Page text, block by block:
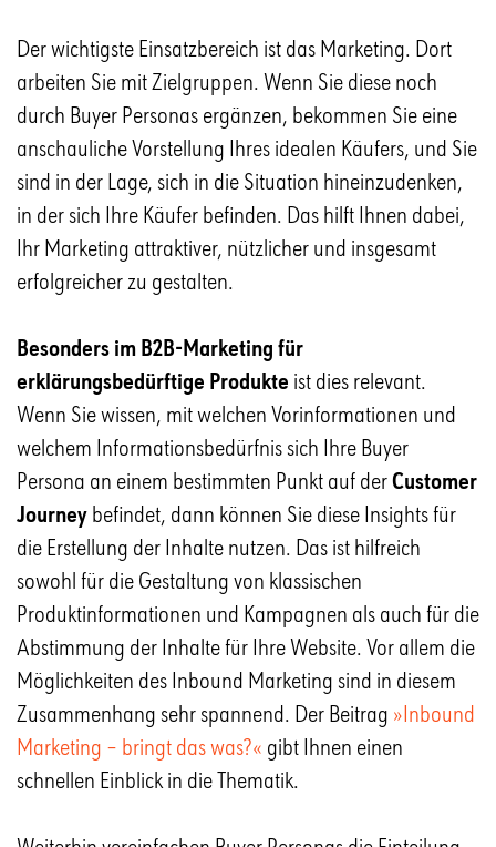
Der wichtigste Einsatzbereich ist das Marketing. Dort
arbeiten Sie mit Zielgruppen. Wenn Sie diese noch
durch Buyer Personas ergänzen, bekommen Sie eine
anschauliche Vorstellung Ihres idealen Käufers, und Sie
sind in der Lage, sich in die Situation hineinzudenken,
in der sich Ihre Käufer befinden. Das hilft Ihnen dabei,
Ihr Marketing attraktiver, nützlicher und insgesamt
erfolgreicher zu gestalten.
Besonders im B2B-Marketing für
erklärungsbedürftige Produkte ist dies relevant.
Wenn Sie wissen, mit welchen Vorinformationen und
welchem Informationsbedürfnis sich Ihre Buyer
Persona an einem bestimmten Punkt auf derCustomer
Journey befindet, dann können Sie diese Insights für
die Erstellung der Inhalte nutzen. Das ist hilfreich
sowohl für die Gestaltung von klassischen
Produktinformationen und Kampagnen als auch für die
Abstimmung der Inhalte für Ihre Website. Vor allem die
Möglichkeiten des Inbound Marketing sind in diesem
Zusammenhang sehr spannend. Der Beitrag »Inbound
Marketing – bringt das was?« gibt Ihnen einen
schnellen Einblick in die Thematik.